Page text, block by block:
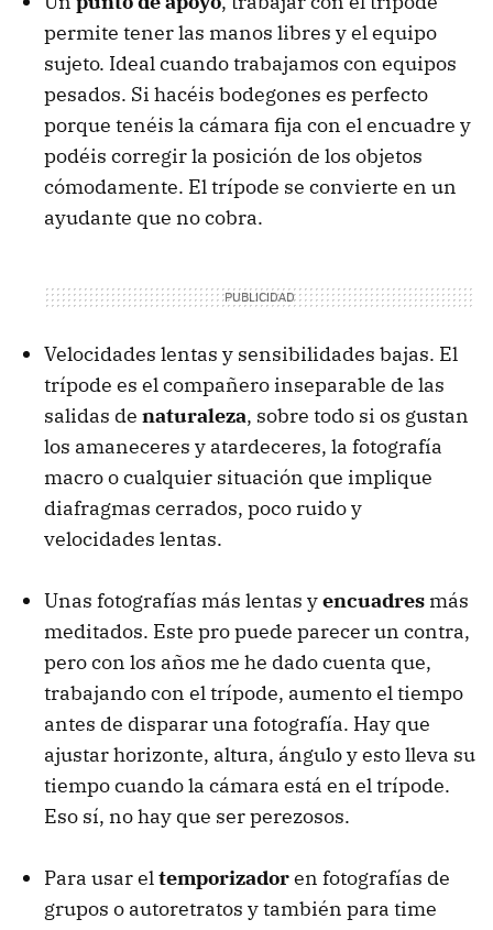
permite tener las manos libres y el equipo
sujeto. Ideal cuando trabajamos con equipos
pesados. Si hacéis bodegones es perfecto
porque tenéis la cámara fija con el encuadre y
podéis corregir la posición de los objetos
cómodamente. El trípode se convierte en un
ayudante que no cobra.
Velocidades lentas y sensibilidades bajas. El
trípode es el compañero inseparable de las
salidas de naturaleza, sobre todo si os gustan
los amaneceres y atardeceres, la fotografía
macro o cualquier situación que implique
diafragmas cerrados, poco ruido y
velocidades lentas.
Unas fotografías más lentas yencuadres más
meditados. Este pro puede parecer un contra,
pero con los años me he dado cuenta que,
trabajando con el trípode, aumento el tiempo
antes de disparar una fotografía. Hay que
ajustar horizonte, altura, ángulo y esto lleva su
tiempo cuando la cámara está en el trípode.
Eso sí, no hay que ser perezosos.
Para usar eltemporizadoren fotografías de
grupos o autoretratos y también para time